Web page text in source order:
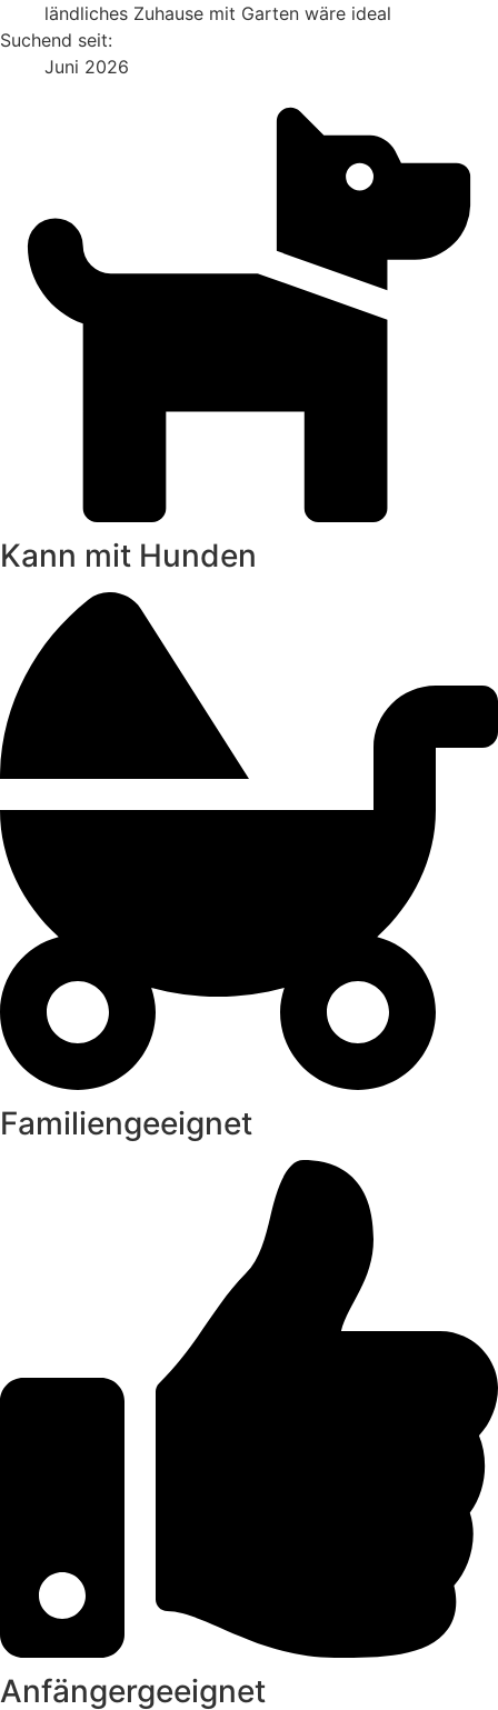
ländliches Zuhause mit Garten wäre ideal
Suchend seit:
Juni 2026
Kann mit Hunden
Familiengeeignet
Anfängergeeignet